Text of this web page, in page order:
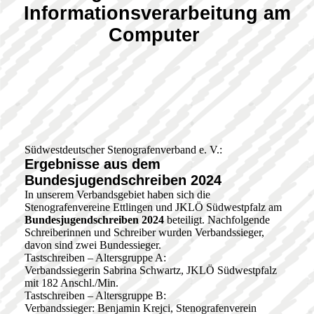
Informationsverarbeitung am
Computer
Südwestdeutscher Stenografenverband e. V.:
Ergebnisse aus dem
Bundesjugendschreiben 2024
In unserem Verbandsgebiet haben sich die
Stenografenvereine Ettlingen und JKLÖ Südwestpfalz am
Bundesjugendschreiben 2024 beteiligt. Nachfolgende
Schreiberinnen und Schreiber wurden Verbandssieger,
davon sind zwei Bundessieger.
Tastschreiben – Altersgruppe A:
Verbandssiegerin Sabrina Schwartz, JKLÖ Südwestpfalz
mit 182 Anschl./Min.
Tastschreiben – Altersgruppe B:
Verbandssieger: Benjamin Krejci, Stenografenverein